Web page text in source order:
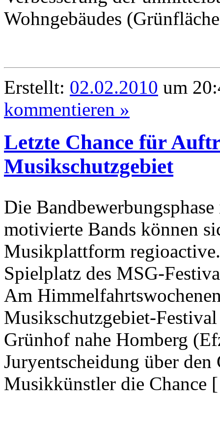
Wohngebäudes
Erstellt: 02.02.2010 um
kommentieren »
Letzte Chance für
Musikschutzgebiet
Die
motivierte Bands können
Musikplattform
Spielplatz des MSG-
Am
Musikschutzgebiet-
Grünhof nahe Homberg
Juryentscheidung über
Musikkünstler die